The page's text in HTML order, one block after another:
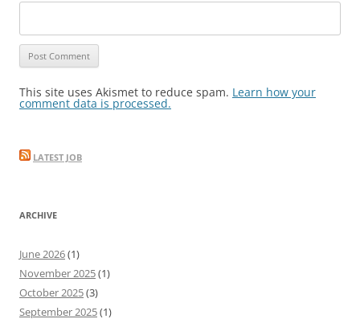
This site uses Akismet to reduce spam. Learn how your
comment data is processed.
LATEST JOB
ARCHIVE
June 2026(1)
November 2025(1)
October 2025(3)
September 2025(1)